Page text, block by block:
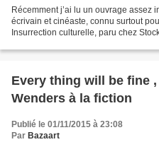
Récemment j’ai lu un ouvrage assez
écrivain et cinéaste, connu surtout
Insurrection culturelle, paru chez
Every thing will be fine
Wenders à la fiction
Publié le 01/11/2015 à 23:08
Par Bazaart